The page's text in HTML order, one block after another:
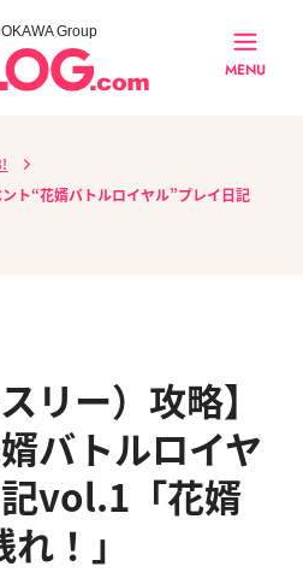
Group
MENU
ト“花婿バトルロイヤル”プレイ日記
リー）攻略】
バトルロイヤ
vol.1「花婿
！」